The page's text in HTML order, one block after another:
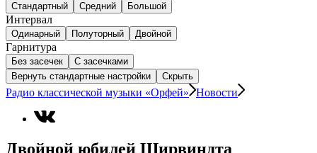
Стандартный Средний Большой
Интервал
Одинарный Полуторный Двойной
Гарнитура
Без засечек
С засечками
Вернуть стандартные настройки
Скрыть
Радио классической музыки «Орфей» Новости
Двойной юбилей Ширвиндта